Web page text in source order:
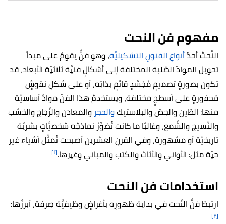
مفهوم فن النحت
النَّحتُ أحدُأنواعِ الفنونِ التشكيليَّة، وهو فنٌّ يقومُ على مبدأ
تحويل الموادّ الصّلبة المختلفة إلى أشكالٍ فنيَّة ثلاثيّة الأبعاد، قد
تكون بصورةٍ تصميمٍ مُجَسَّدٍ قائمٍ بذاتِه، أو على شكلِ نقوشٍ
مَحفورةٍ على أسطحٍ مختلفة، ويستخدمُ هذا الفنّ موادّ أساسيّة
منها: الطّين والجصّ والبلاستيكوالحجر والمعادن والزّجاج والخشب
والنّسيج والشّمع، وغالبًا ما كانت تُصَوِّرُ نماذجُه شخصيَّاتٍ بشريّة
تاريخيّة أو مشهورة، وفي القرنِ العشرين أصبحت تُمثّل أشياء غير
حيّة مثل: الأواني والأثاث والكتب والمباني وغيرها.[١]
استخدامات فن النحت
ارتبطَ فنُّ النّحت في بداية ظهورِه بأغراضٍ وظيفيَّة صِرفة، أبرزُها:
[٢]